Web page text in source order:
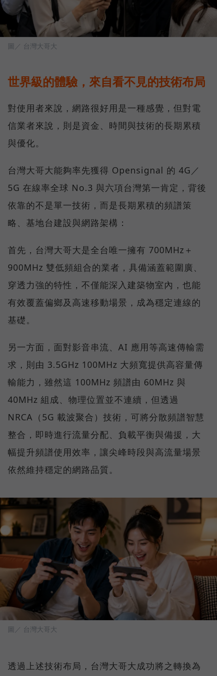
圖／ 台灣大哥大
世界級的體驗，來自看不見的技術布局
對使用者來說，網路很好用是一種感覺，但對電
信業者來說，則是資金、時間與技術的長期累積
與優化。
台灣大哥大能夠率先獲得 Opensignal 的 4G／
5G 在線率全球 No.3 與六項台灣第一肯定，背後
依靠的不是單一技術，而是長期累積的頻譜策
略、基地台建設與網路架構：
首先，台灣大哥大是全台唯一擁有 700MHz＋
900MHz 雙低頻組合的業者，具備涵蓋範圍廣、
穿透力強的特性，不僅能深入建築物室內，也能
有效覆蓋偏鄉及高速移動場景，成為穩定連線的
基礎。
另一方面，面對影音串流、AI 應用等高速傳輸需
求，則由 3.5GHz 100MHz 大頻寬提供高容量傳
輸能力，雖然這 100MHz 頻譜由 60MHz 與
40MHz 組成、物理位置並不連續，但透過
NRCA（5G 載波聚合）技術，可將分散頻譜智慧
整合，即時進行流量分配、負載平衡與備援，大
幅提升頻譜使用效率，讓尖峰時段與高流量場景
依然維持穩定的網路品質。
圖／ 台灣大哥大
透過上述技術布局，台灣大哥大成功將之轉換為